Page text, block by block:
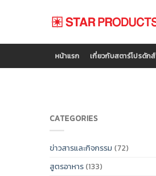
หน้าแรก เกี่ยวกับสตาร์โปรดักส์
CATEGORIES
ข่าวสารและกิจกรรม (72)
สูตรอาหาร (133)